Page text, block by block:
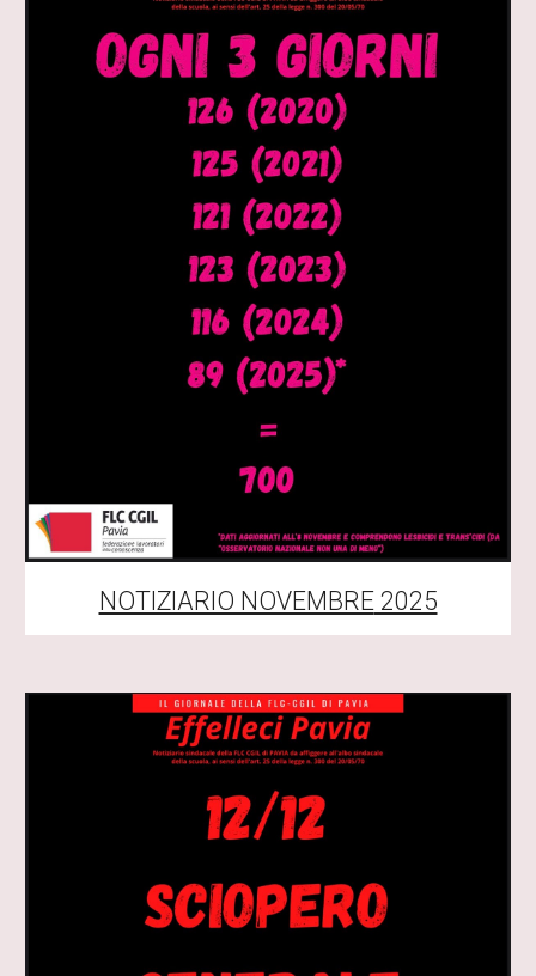
NOTIZIARIO NOVEMBRE2025